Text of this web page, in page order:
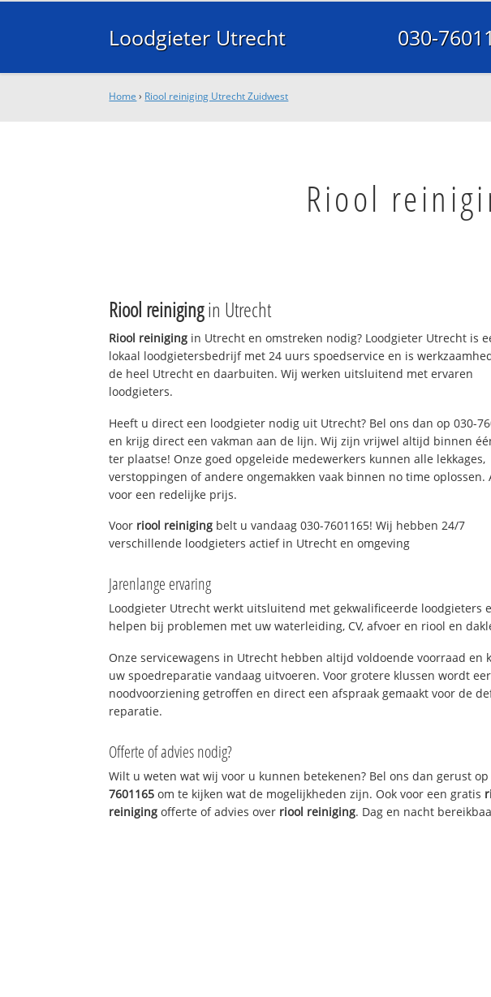
Loodgieter Utrecht 030-
Home › Riool reiniging Utrecht Zuidwest
Riool
Riool reinigingin Utrecht
Riool reiniging in Utrecht en omstreken nodig? Loodgieter Utrecht is
lokaal loodgietersbedrijf met 24 uurs spoedservice en is
de heel Utrecht en daarbuiten. Wij werken uitsluitend met ervaren
loodgieters.
Heeft u direct een loodgieter nodig uit Utrecht? Bel ons dan op 030-
en krijg direct een vakman aan de lijn. Wij zijn vrijwel altijd binnen
ter plaatse! Onze goed opgeleide medewerkers kunnen alle lekkages,
verstoppingen of andere ongemakken vaak binnen no time oplossen.
voor een redelijke prijs.
Voor riool reiniging belt u vandaag 030-7601165! Wij hebben 24/7
verschillende loodgieters actief in Utrecht en omgeving
Jarenlange ervaring
Loodgieter Utrecht werkt uitsluitend met gekwalificeerde loodgieters
helpen bij problemen met uw waterleiding, CV, afvoer en riool en
Onze servicewagens in Utrecht hebben altijd voldoende voorraad en
uw spoedreparatie vandaag uitvoeren. Voor grotere klussen wordt
noodvoorziening getroffen en direct een afspraak gemaakt voor de
reparatie.
Offerte of advies nodig?
Wilt u weten wat wij voor u kunnen betekenen? Bel ons dan gerust
7601165 om te kijken wat de mogelijkheden zijn. Ook voor een gratis
reiniging offerte of advies over riool reiniging. Dag en nacht